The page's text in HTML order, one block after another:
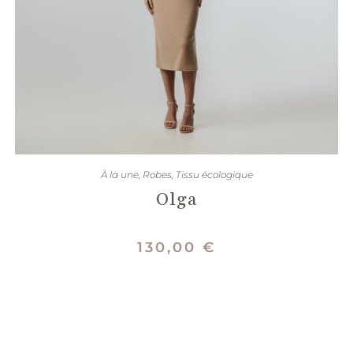
CHOIX DES OPTIONS
À la une, Robes, Tissu écologique
Olga
130,00 €